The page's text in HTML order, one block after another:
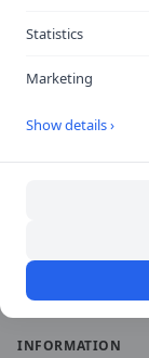
Vägmärken
Halkbanor
Lokala guider
Om oss
Vanliga frågor
INFORMATION
Statistics
Marketing
Show details ›